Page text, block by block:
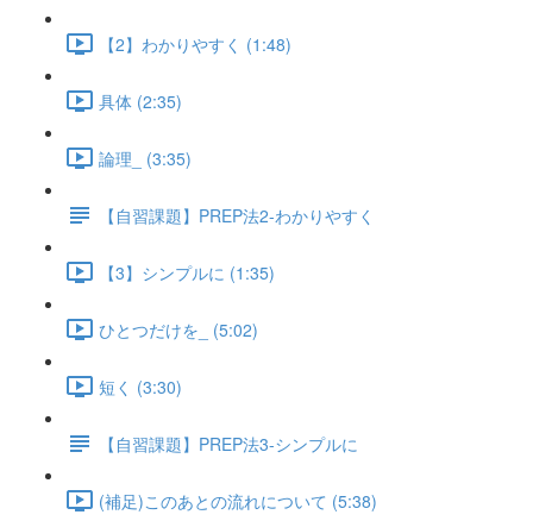
【2】わかりやすく (1:48)
具体 (2:35)
論理_ (3:35)
【自習課題】PREP法2-わかりやすく
【3】シンプルに (1:35)
ひとつだけを_ (5:02)
短く (3:30)
【自習課題】PREP法3-シンプルに
(補足)このあとの流れについて (5:38)